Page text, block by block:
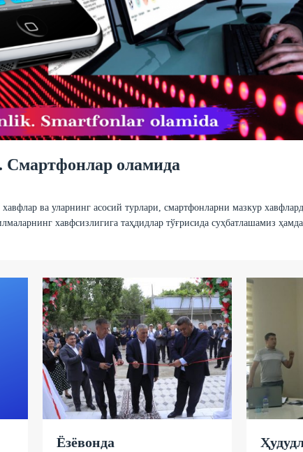
Смартфонлар оламида
ва уларнинг асосий турлари, смартфонларни мазкур
хавфсизлигига таҳдидлар тўғрисида суҳбатлашамиз
Ёзёвонда